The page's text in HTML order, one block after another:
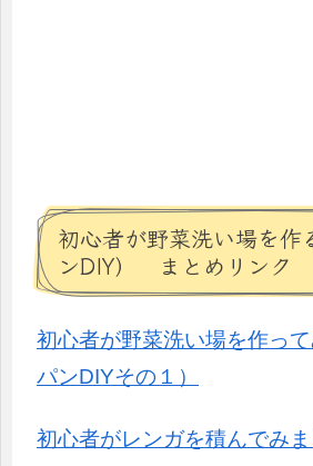
初心者が野菜洗い場を作
ンDIY） まとめリンク
初心者が野菜洗い場を作っ
パンDIYその１）
初心者がレンガを積んでみ